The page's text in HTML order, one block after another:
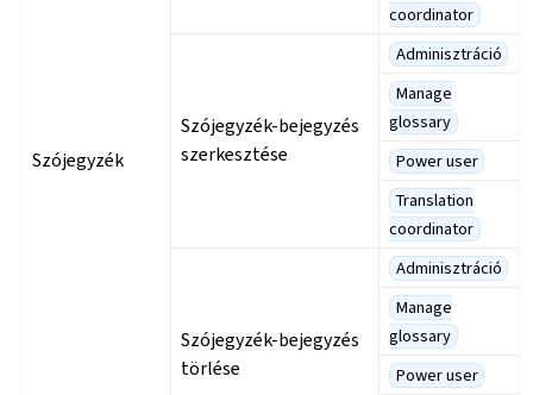
Szójegyzék
coordinator
Szójegyzék-bejegyzés
szerkesztése
Adminisztráció
Manage
glossary
Power user
Translation
coordinator
Szójegyzék-bejegyzés
törlése
Adminisztráció
Manage
glossary
Power user